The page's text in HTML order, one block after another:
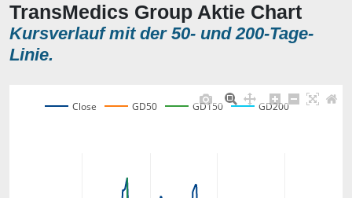
TransMedics Group Aktie Chart
Kursverlauf mit der 50- und 200-Tage-
Linie.
Close GD50 GD150 GD200